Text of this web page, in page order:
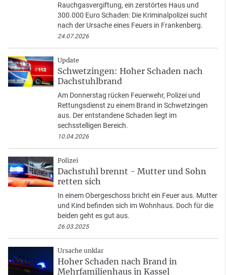
Rauchgasvergiftung, ein zerstörtes Haus und
300.000 Euro Schaden: Die Kriminalpolizei sucht
nach der Ursache eines Feuers in Frankenberg.
24.07.2026
Update
Schwetzingen: Hoher Schaden nach
Dachstuhlbrand
Am Donnerstag rücken Feuerwehr, Polizei und
Rettungsdienst zu einem Brand in Schwetzingen
aus. Der entstandene Schaden liegt im
sechsstelligen Bereich.
10.04.2026
Polizei
Dachstuhl brennt - Mutter und Sohn
retten sich
In einem Obergeschoss bricht ein Feuer aus. Mutter
und Kind befinden sich im Wohnhaus. Doch für die
beiden geht es gut aus.
26.03.2025
Ursache unklar
Hoher Schaden nach Brand in
Mehrfamilienhaus in Kassel